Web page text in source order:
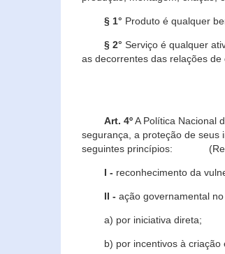
§ 1° Produto é qualquer
§ 2° Serviço é qualquer
as decorrentes das relações de
Art. 4ºA Política Nacional
segurança, a proteção de seus
seguintes princípios:
I - reconhecimento da
II - ação governamental
a) por iniciativa direta;
b) por incentivos à criação e